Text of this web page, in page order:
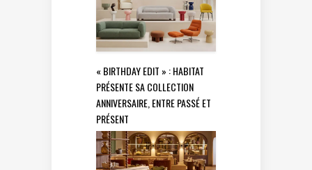
« BIRTHDAY EDIT » : HABITAT
PRÉSENTE SA COLLECTION
ANNIVERSAIRE, ENTRE PASSÉ ET
PRÉSENT